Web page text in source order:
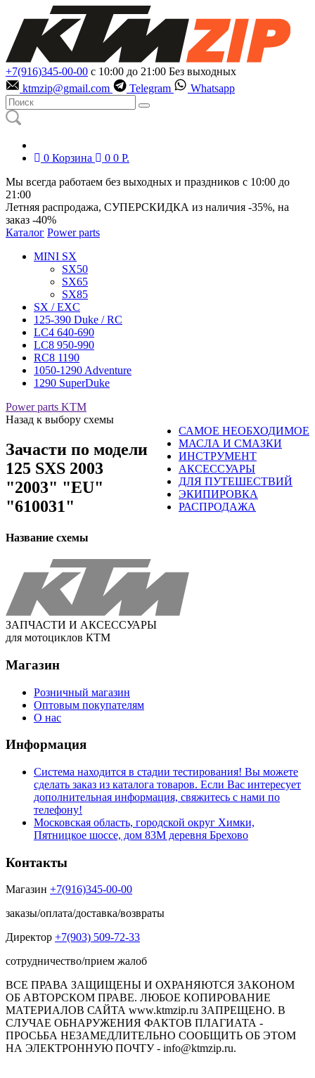
+7(916)345-00-00 с 10:00 до 21:00 Без выходных
ktmzip@gmail.com
Telegram Whatsapp
0 Корзина 0 0 Р.
Мы всегда работаем без выходных и праздников с 10:00 до
21:00
Летняя распродажа, СУПЕРСКИДКА из наличия -35%, на
заказ -40%
Каталог Power parts
MINI SX
SX50
SX65
SX85
SX / EXC
125-390 Duke / RC
LC4 640-690
LC8 950-990
RC8 1190
1050-1290 Adventure
1290 SuperDuke
Power parts KTM
САМОЕ НЕОБХОДИМОЕ
МАСЛА И СМАЗКИ
ИНСТРУМЕНТ
АКСЕССУАРЫ
ДЛЯ ПУТЕШЕСТВИЙ
ЭКИПИРОВКА
РАСПРОДАЖА
Назад к выбору схемы
Зачасти по модели
125 SXS 2003
"2003" "EU"
"610031"
Название схемы
ЗАПЧАСТИ И АКСЕССУАРЫ
для мотоциклов КТМ
Магазин
Розничный магазин
Оптовым покупателям
О нас
Информация
Система находится в стадии тестирования! Вы можете
сделать заказ из каталога товаров. Если Вас интересует
дополнительная информация, свяжитесь с нами по
телефону!
Московская область, городской округ Химки,
Пятницкое шоссе, дом 83М деревня Брехово
Контакты
Магазин +7(916)345-00-00
заказы/оплата/доставка/возвраты
Директор +7(903) 509-72-33
сотрудничество/прием жалоб
ВСЕ ПРАВА ЗАЩИЩЕНЫ И ОХРАНЯЮТСЯ ЗАКОНОМ
ОБ АВТОРСКОМ ПРАВЕ. ЛЮБОЕ КОПИРОВАНИЕ
МАТЕРИАЛОВ САЙТА www.ktmzip.ru ЗАПРЕЩЕНО. В
СЛУЧАЕ ОБНАРУЖЕНИЯ ФАКТОВ ПЛАГИАТА -
ПРОСЬБА НЕЗАМЕДЛИТЕЛЬНО СООБЩИТЬ ОБ ЭТОМ
НА ЭЛЕКТРОННУЮ ПОЧТУ - info@ktmzip.ru.